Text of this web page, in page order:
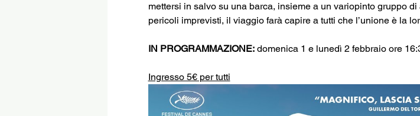
mettersi in salvo su una barca, insieme a un variopinto gruppo
pericoli imprevisti, il viaggio farà capire a tutti che l’unione è la
IN PROGRAMMAZIONE: domenica 1 e lunedì 2 febbraio ore
Ingresso 5€ per tutti